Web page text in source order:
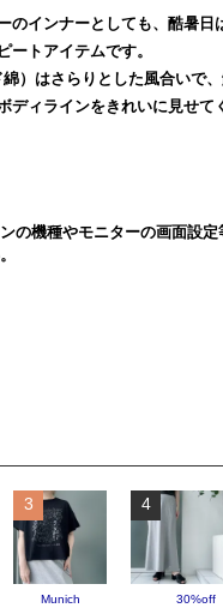
のインナーとしても、酷暑日
ートアイテムです。
）はさらりとした風合いで
ディラインをきれいに見せて
の機種やモニターの画面設定
3
Munich
4
30%off